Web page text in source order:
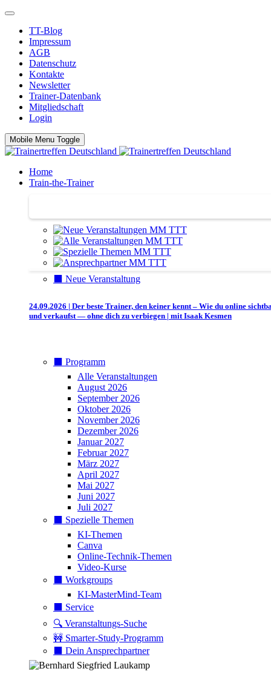
TT-Blog
Impressum
AGB
Datenschutz
Kontakte
Newsletter
Trainer-Datenbank
Mitgliedschaft
Login
Mobile Menu Toggle
Home
Train-the-Trainer
⬛️ Neue Veranstaltung
24.09.2026 | Der beste Trainer, den keiner kennt – Wie du online
und verkaufst — ohne dich zu verbiegen | mit Isaak Kesmen
⬛️ Programm
Alle Veranstaltungen
August 2026
September 2026
Oktober 2026
November 2026
Dezember 2026
Januar 2027
Februar 2027
März 2027
April 2027
Mai 2027
Juni 2027
Juli 2027
⬛️ Spezielle Themen
KI-Themen
Canva
Online-Technik-Themen
Video-Kurse
⬛️ Workgroups
KI-MasterMind-Team
⬛️ Service
🔍 Veranstaltungs-Suche
🚧 Smarter-Study-Programm
⬛️ Dein Ansprechpartner